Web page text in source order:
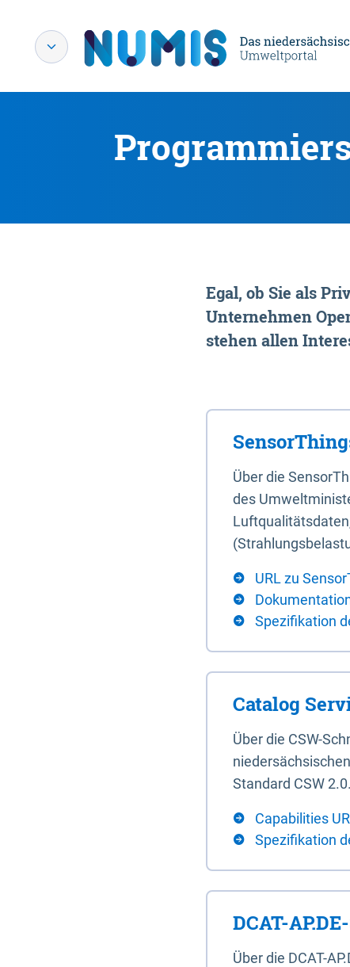
Egal, ob Sie als
Unternehmen
stehen allen
Über die
des
URL zu
Spezifikation
Catalog
Über die CSW-
Standard CSW
Capabilities
Spezifikation
DCAT-
Über die DCAT-